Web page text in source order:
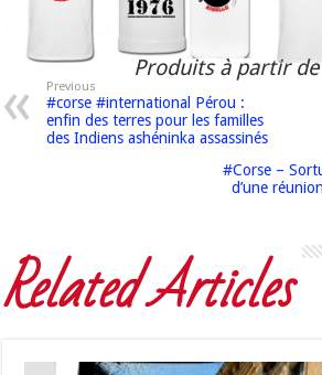
Produits à partir
Previous
#corse #international Pérou :
enfin des terres pour les familles
des Indiens ashéninka assassinés
#Corse –
d’une
Related Articles